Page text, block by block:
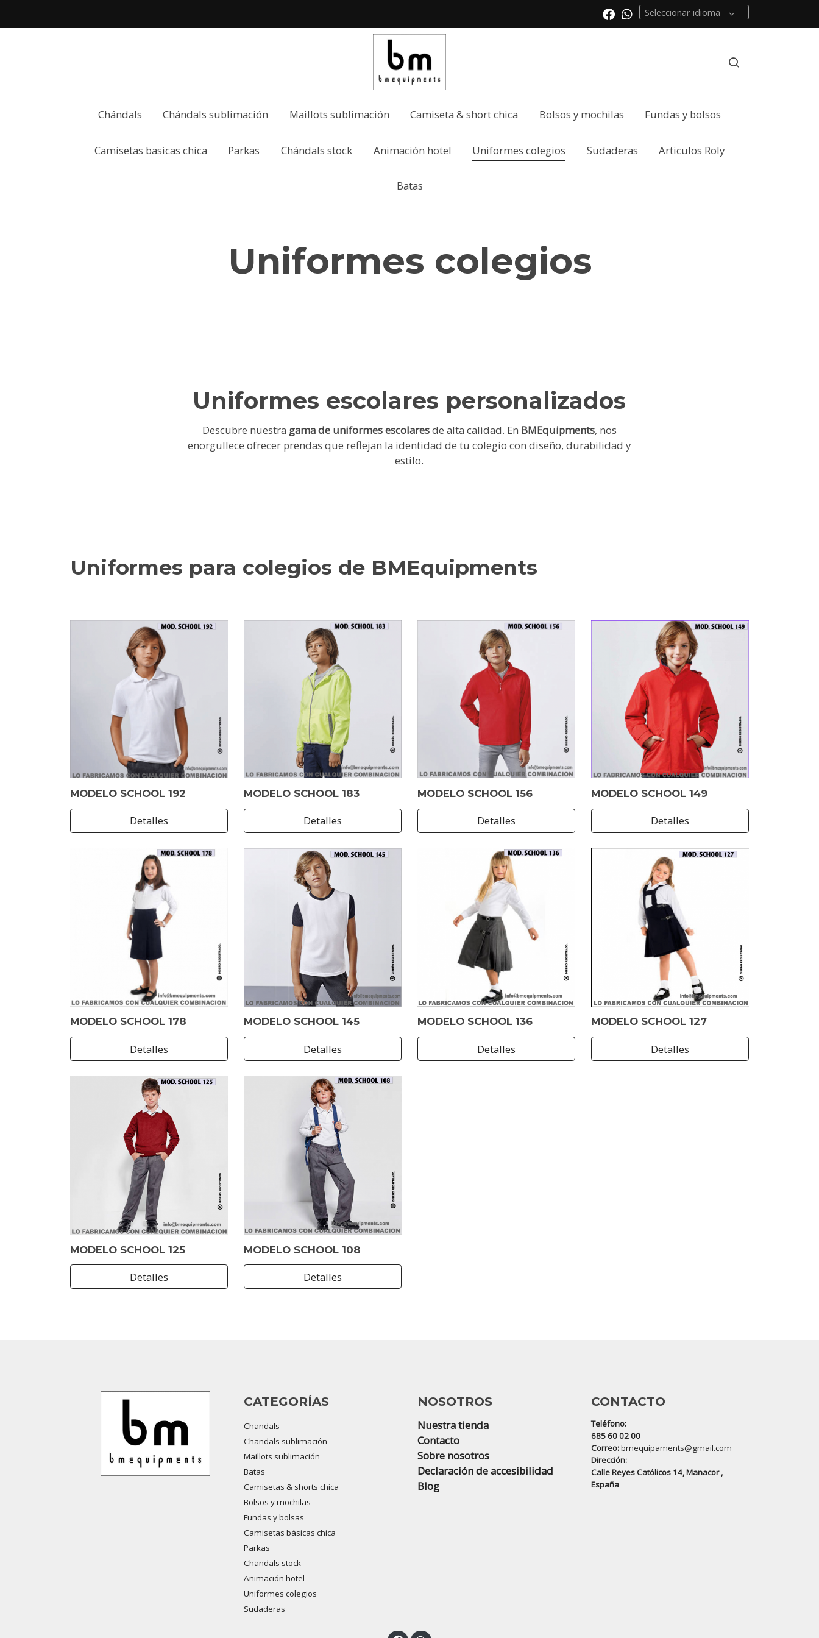
Seleccionar idioma
Chándals Chándals sublimación Maillots sublimación Camiseta & short chica Bolsos y mochilas Fundas y bolsos
Camisetas basicas chica Parkas Chándals stock Animación hotel Uniformes colegios Sudaderas Articulos Roly
Batas
Uniformes colegios
Uniformes escolares personalizados
Descubre nuestra gama de uniformes escolaresde alta calidad. En BMEquipments, nos
enorgullece ofrecer prendas que reflejan la identidad de tu colegio con diseño, durabilidad y
estilo.
Uniformes para colegios de BMEquipments
MODELO SCHOOL 192
Detalles
MODELO SCHOOL 183
Detalles
MODELO SCHOOL 156
Detalles
MODELO SCHOOL 149
Detalles
MODELO SCHOOL 178
Detalles
MODELO SCHOOL 145
Detalles
MODELO SCHOOL 136
Detalles
MODELO SCHOOL 127
Detalles
MODELO SCHOOL 125
Detalles
MODELO SCHOOL 108
Detalles
CATEGORÍAS
Chandals
Chandals sublimación
Maillots sublimación
Batas
Camisetas & shorts chica
Bolsos y mochilas
Fundas y bolsas
Camisetas básicas chica
Parkas
Chandals stock
Animación hotel
Uniformes colegios
Sudaderas
NOSOTROS
Nuestra tienda
Contacto
Sobre nosotros
Declaración de accesibilidad
Blog
CONTACTO
Teléfono:
685 60 02 00
Correo:bmequipaments@gmail.com
Dirección:
Calle Reyes Católicos 14, Manacor ,
España